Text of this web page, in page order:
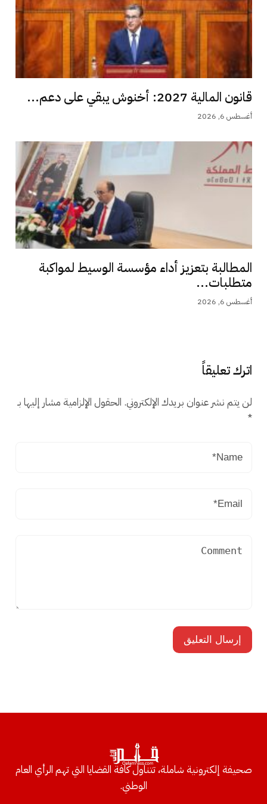
قانون المالية 2027: أخنوش يبقي على دعم...
أغسطس 6, 2026
المطالبة بتعزيز أداء مؤسسة الوسيط لمواكبة
متطلبات...
أغسطس 6, 2026
اترك تعليقاً
لن يتم نشر عنوان بريدك الإلكتروني. الحقول الإلزامية مشار إليها بـ
*
صحيفة إلكترونية شاملة، تتناول كافة القضايا التي تهم الرأي العام
الوطني.